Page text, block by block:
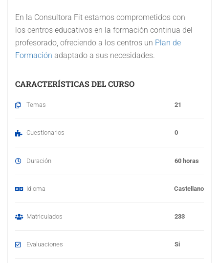
a
)
En la Consultora Fit estamos comprometidos con
los centros educativos en la formación continua del
profesorado, ofreciendo a los centros un Plan de
Formación adaptado a sus necesidades.
CARACTERÍSTICAS DEL CURSO
Temas 21
Cuestionarios 0
Duración 60 horas
Idioma Castellano
Matriculados 233
Evaluaciones Si